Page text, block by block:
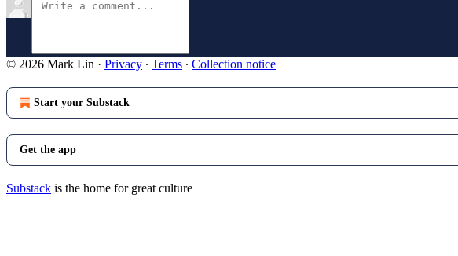
© 2026 Mark Lin · Privacy ∙ Terms ∙ Collection notice
Start your Substack
Get the app
Substack is the home for great culture